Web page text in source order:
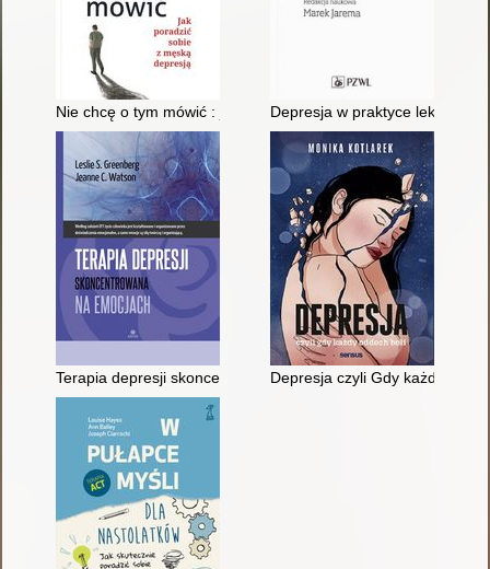
Nie chcę o tym mówić : jak poradzić sobie z męską depresją
Depresja w praktyce lekarza
Terapia depresji skoncentrowana na emocjach
Depresja czyli Gdy każdy